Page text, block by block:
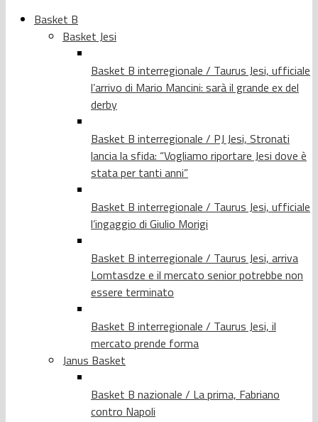
Basket B
Basket Jesi
Basket B interregionale / Taurus Jesi, ufficiale
l’arrivo di Mario Mancini: sarà il grande ex del
derby
Basket B interregionale / PJ Jesi, Stronati
lancia la sfida: “Vogliamo riportare Jesi dove è
stata per tanti anni”
Basket B interregionale / Taurus Jesi, ufficiale
l’ingaggio di Giulio Morigi
Basket B interregionale / Taurus Jesi, arriva
Lomtasdze e il mercato senior potrebbe non
essere terminato
Basket B interregionale / Taurus Jesi, il
mercato prende forma
Janus Basket
Basket B nazionale / La prima, Fabriano
contro Napoli